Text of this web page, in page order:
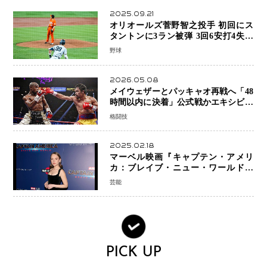
2025.09.21
オリオールズ菅野智之投手 初回にス
タントンに3ラン被弾 3回6安打4失点
で降板
野球
2026.05.08
メイウェザーとパッキャオ再戦へ「48
時間以内に決着」公式戦かエキシビシ
ョンか混迷続く
格闘技
2025.02.18
マーベル映画『キャプテン・アメリ
カ：ブレイブ・ニュー・ワールド』
新ブラック・ウィドウ役のシラ・ハー
芸能
PICK UP